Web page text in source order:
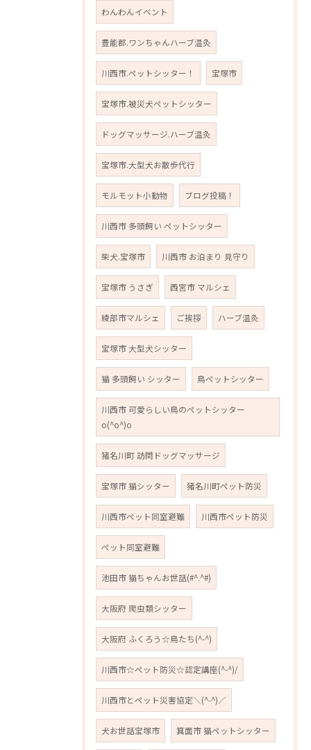
わんわんイベント
豊能郡.ワンちゃんハーブ温灸
川西市.ペットシッター！ 宝塚市
宝塚市.被災犬ペットシッター
ドッグマッサージ.ハーブ温灸
宝塚市.大型犬お散歩代行
モルモット小動物 ブログ投稿！
川西市 多頭飼い ペットシッター
柴犬.宝塚市 川西市 お泊まり 見守り
宝塚市 うさぎ 西宮市 マルシェ
綾部市マルシェ ご挨拶 ハーブ温灸
宝塚市 大型犬シッター
猫 多頭飼い シッター 鳥ペットシッター
川西市 可愛らしい鳥のペットシッター
o(^o^)o
猪名川町 訪問ドッグマッサージ
宝塚市 猫シッター 猪名川町ペット防災
川西市ペット同室避難 川西市ペット防災
ペット同室避難
池田市 猫ちゃんお世話(#^.^#)
大阪府 爬虫類シッター
大阪府 ふくろう☆鳥たち(^-^)
川西市☆ペット防災☆認定講座(^-^)/
川西市とペット災害協定＼(^-^)／
犬お世話宝塚市 箕面市 猫ペットシッター